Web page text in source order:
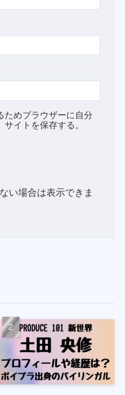
ためブラウザーに自分
イトを保存する。
い場合は表示できま